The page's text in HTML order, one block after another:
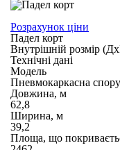
Розрахунок ціни
Падел корт
Внутрішній розмір
Технічні дані
Модель
Пневмокаркасна
Довжина, м
62,8
Ширина, м
39,2
Площа, що